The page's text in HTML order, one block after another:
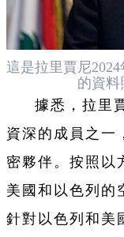
這是拉里賈尼
的資料
據悉，拉里
資深的成員之一
密夥伴。按照以
美國和以色列的
針對以色列和美